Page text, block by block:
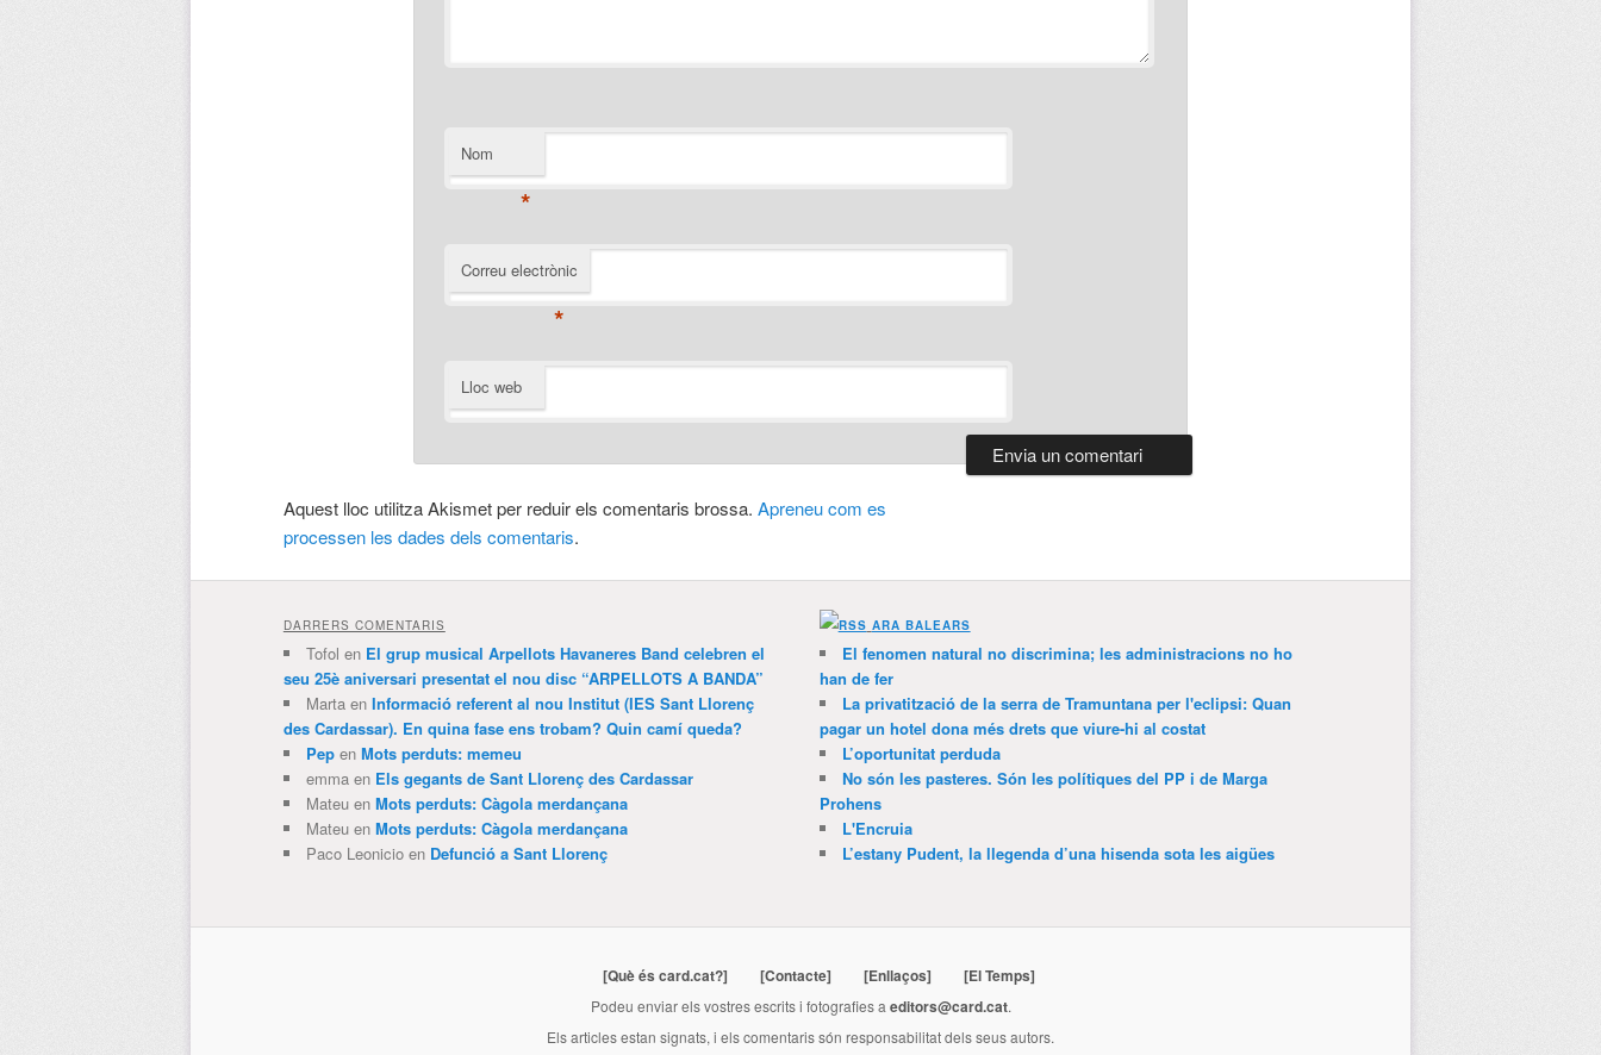
Nom
*
Correu electrònic
*
Lloc web
Aquest lloc utilitza Akismet per reduir els comentaris brossa. Apreneu com es
processen les dades dels comentaris.
DARRERS COMENTARIS
Tofol en El grup musical Arpellots Havaneres Band celebren el
seu 25è aniversari presentat el nou disc “ARPELLOTS A BANDA”
Martaen Informació referent al nou Institut (IES Sant Llorenç
des Cardassar). En quina fase ens trobam? Quin camí queda?
Pepen Mots perduts: memeu
emmaen Els gegants de Sant Llorenç des Cardassar
Mateuen Mots perduts: Càgola merdançana
Mateuen Mots perduts: Càgola merdançana
Paco Leonicioen Defunció a Sant Llorenç
ARA BALEARS
El fenomen natural no discrimina; les administracions no ho
han de fer
La privatització de la serra de Tramuntana per l'eclipsi: Quan
pagar un hotel dona més drets que viure-hi al costat
L’oportunitat perduda
No són les pasteres. Són les polítiques del PP i de Marga
Prohens
L'Encruia
L’estany Pudent, la llegenda d’una hisenda sota les aigües
[Què és card.cat?] [Contacte] [Enllaços] [El Temps]
Podeu enviar els vostres escrits i fotografies a editors@card.cat.
Els articles estan signats, i els comentaris són responsabilitat dels seus autors.